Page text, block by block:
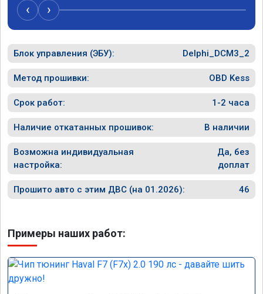
всем, кто сомневается.
‹ ›
Блок управления (ЭБУ): Delphi_DCM3_2
Метод прошивки: OBD Kess
Срок работ: 1-2 часа
Наличие откатанных прошивок: В наличии
Возможна индивидуальная
настройка:
Да, без
доплат
Прошито авто с этим ДВС (на 01.2026): 46
Примеры наших работ: